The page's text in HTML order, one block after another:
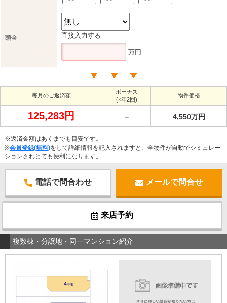
頭金 直接入力する
万円
毎月のご返済額
ボーナス
(×年2回)
物件価格
125,283円 － 4,550万円
※返済金額はあくまでも目安です。
※会員登録(無料)をして詳細情報を記入されますと、全物件が自動でシミュレー
ションされとても便利になります。
電話で問合わせ メールで問合せ
来店予約
複数棟・分譲地・同一マンション紹介